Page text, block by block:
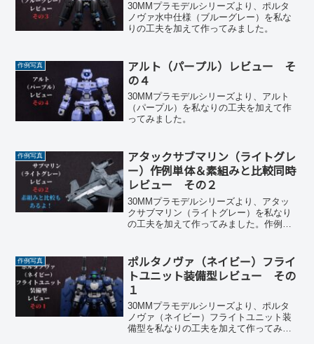
30MMプラモデルシリーズより、ポルタ
ノヴァ水中仕様（ブルーグレー）を私な
りの工夫を加えて作ってみました。
作例写真
アルト（パープル）レビュー そ
の４
30MMプラモデルシリーズより、アルト
（パープル）を私なりの工夫を加えて作
ってみました。
作例写真
アタックサブマリン（ライトグレ
ー）作例単体＆素組みと比較同時
レビュー その２
30MMプラモデルシリーズより、アタッ
クサブマリン（ライトグレー）を私なり
の工夫を加えて作ってみました。作例紹
作例写真
ポルタノヴァ（ネイビー）フライ
トユニット装備型レビュー その
１
30MMプラモデルシリーズより、ポルタ
ノヴァ（ネイビー）フライトユニット装
備型を私なりの工夫を加えて作ってみま